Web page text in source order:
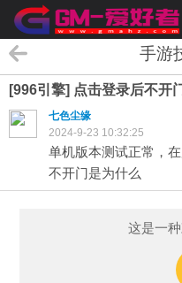
手游
[996引擎] 点击登录后不开
七色尘缘
2024-9-23 10:32:25
单机版本测试正常，
不开门是为什么
这是一